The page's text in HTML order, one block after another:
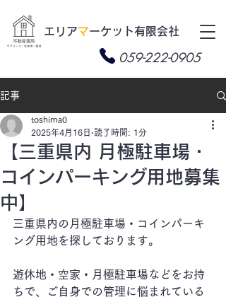
​エリアマーケット有限会社
059-222-0905
記事
【三重県内 月極駐車場・
コインパーキング用地募集
中】
toshima0
2025年4月16日 読了時間: 1分
三重県内の月極駐車場・コインパーキ
ング用地を探しております。
遊休地・空家・月極駐車場などをお持
ちで、ご自身での管理に悩まれている